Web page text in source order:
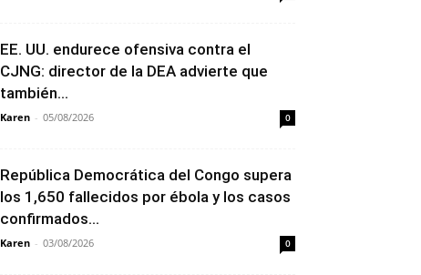
EE. UU. endurece ofensiva contra el
CJNG: director de la DEA advierte que
también...
Karen - 05/08/2026 0
República Democrática del Congo supera
los 1,650 fallecidos por ébola y los casos
confirmados...
Karen - 03/08/2026 0